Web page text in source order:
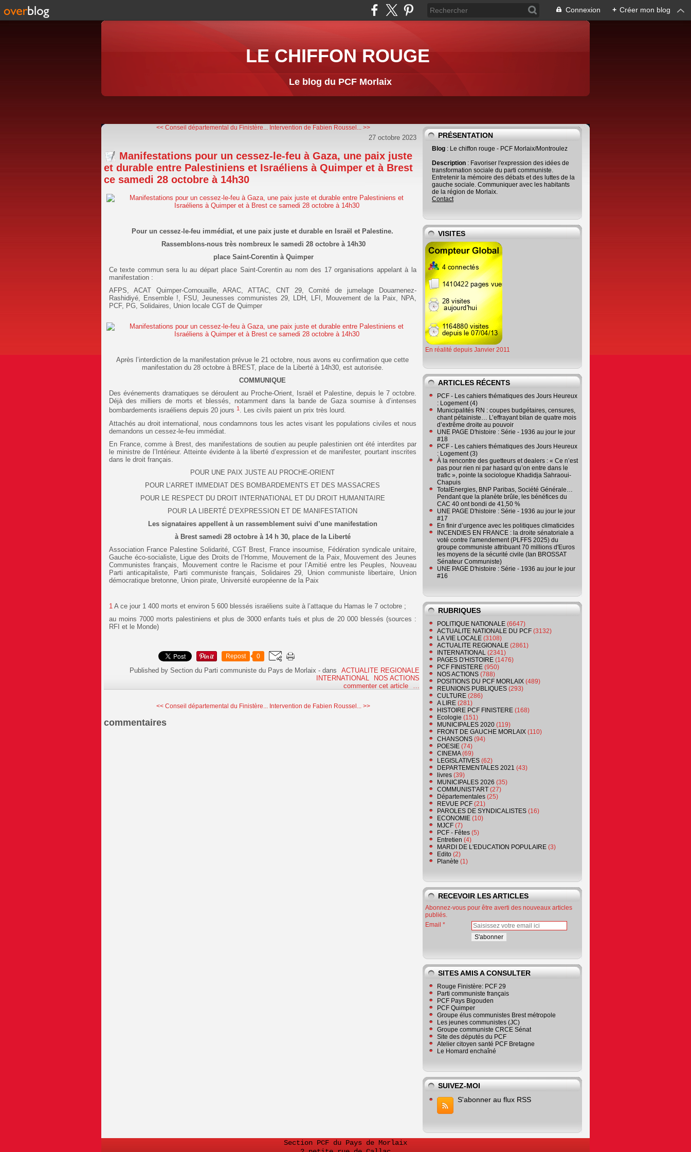
Connexion + Créer mon blog
LE CHIFFON ROUGE
Le blog du PCF Morlaix
<< Conseil départemental du Finistère... Intervention de Fabien Roussel... >>
27 octobre 2023
Manifestations pour un cessez-le-feu à Gaza, une paix juste
et durable entre Palestiniens et Israéliens à Quimper et à Brest
ce samedi 28 octobre à 14h30
Pour un cessez-le-feu immédiat, et une paix juste et durable en Israël et Palestine.
Rassemblons-nous très nombreux le samedi 28 octobre à 14h30
place Saint-Corentin à Quimper
Ce texte commun sera lu au départ place Saint-Corentin au nom des 17 organisations appelant à la
manifestation :
AFPS, ACAT Quimper-Cornouaille, ARAC, ATTAC, CNT 29, Comité de jumelage Douarnenez-
Rashidiyé, Ensemble !, FSU, Jeunesses communistes 29, LDH, LFI, Mouvement de la Paix, NPA,
PCF, PG, Solidaires, Union locale CGT de Quimper
Après l’interdiction de la manifestation prévue le 21 octobre, nous avons eu confirmation que cette
manifestation du 28 octobre à BREST, place de la Liberté à 14h30, est autorisée.
COMMUNIQUE
Des événements dramatiques se déroulent au Proche-Orient, Israël et Palestine, depuis le 7 octobre.
Déjà des milliers de morts et blessés, notamment dans la bande de Gaza soumise à d’intenses
bombardements israéliens depuis 20 jours 1 . Les civils paient un prix très lourd.
Attachés au droit international, nous condamnons tous les actes visant les populations civiles et nous
demandons un cessez-le-feu immédiat.
En France, comme à Brest, des manifestations de soutien au peuple palestinien ont été interdites par
le ministre de l’Intérieur. Atteinte évidente à la liberté d’expression et de manifester, pourtant inscrites
dans le droit français.
POUR UNE PAIX JUSTE AU PROCHE-ORIENT
POUR L’ARRET IMMEDIAT DES BOMBARDEMENTS ET DES MASSACRES
POUR LE RESPECT DU DROIT INTERNATIONAL ET DU DROIT HUMANITAIRE
POUR LA LIBERTÉ D’EXPRESSION ET DE MANIFESTATION
Les signataires appellent à un rassemblement suivi d’une manifestation
à Brest samedi 28 octobre à 14 h 30, place de la Liberté
Association France Palestine Solidarité, CGT Brest, France insoumise, Fédération syndicale unitaire,
Gauche éco-socialiste, Ligue des Droits de l’Homme, Mouvement de la Paix, Mouvement des Jeunes
Communistes français, Mouvement contre le Racisme et pour l’Amitié entre les Peuples, Nouveau
Parti anticapitaliste, Parti communiste français, Solidaires 29, Union communiste libertaire, Union
démocratique bretonne, Union pirate, Université européenne de la Paix
1 A ce jour 1 400 morts et environ 5 600 blessés israéliens suite à l’attaque du Hamas le 7 octobre ;
au moins 7000 morts palestiniens et plus de 3000 enfants tués et plus de 20 000 blessés (sources :
RFI et le Monde)
Repost 0
Published by Section du Parti communiste du Pays de Morlaix -dans
ACTUALITE REGIONALE
INTERNATIONAL
NOS ACTIONS
commenter cet article
<< Conseil départemental du Finistère... Intervention de Fabien Roussel... >>
commentaires
PRÉSENTATION
Blog : Le chiffon rouge - PCF Morlaix/Montroulez
Description : Favoriser l'expression des idées de
transformation sociale du parti communiste.
Entretenir la mémoire des débats et des luttes de la
gauche sociale. Communiquer avec les habitants
de la région de Morlaix.
Contact
VISITES
En réalité depuis Janvier 2011
ARTICLES RÉCENTS
PCF - Les cahiers thématiques des Jours Heureux
: Logement (4)
Municipalités RN : coupes budgétaires, censures,
chant pétainiste… L’effrayant bilan de quatre mois
d’extrême droite au pouvoir
UNE PAGE D'histoire : Série - 1936 au jour le jour
#18
PCF - Les cahiers thématiques des Jours Heureux
: Logement (3)
À la rencontre des guetteurs et dealers : « Ce n’est
pas pour rien ni par hasard qu’on entre dans le
trafic », pointe la sociologue Khadidja Sahraoui-
Chapuis
TotalEnergies, BNP Paribas, Société Générale…
Pendant que la planète brûle, les bénéfices du
CAC 40 ont bondi de 41,50 %
UNE PAGE D'histoire : Série - 1936 au jour le jour
#17
En finir d’urgence avec les politiques climaticides
INCENDIES EN FRANCE : la droite sénatoriale a
voté contre l'amendement (PLFFS 2025) du
groupe communiste attribuant 70 millions d'Euros
les moyens de la sécurité civile (Ian BROSSAT
Sénateur Communiste)
UNE PAGE D'histoire : Série - 1936 au jour le jour
#16
RUBRIQUES
POLITIQUE NATIONALE (6647)
ACTUALITE NATIONALE DU PCF (3132)
LA VIE LOCALE (3108)
ACTUALITE REGIONALE (2861)
INTERNATIONAL (2341)
PAGES D'HISTOIRE (1476)
PCF FINISTERE (950)
NOS ACTIONS (788)
POSITIONS DU PCF MORLAIX (489)
REUNIONS PUBLIQUES (293)
CULTURE (286)
A LIRE (281)
HISTOIRE PCF FINISTERE (168)
Ecologie (151)
MUNICIPALES 2020 (119)
FRONT DE GAUCHE MORLAIX (110)
CHANSONS (94)
POESIE (74)
CINEMA(69)
LEGISLATIVES (62)
DEPARTEMENTALES 2021 (43)
livres (39)
MUNICIPALES 2026 (35)
COMMUNIST'ART (27)
Départementales (25)
REVUE PCF (21)
PAROLES DE SYNDICALISTES (16)
ECONOMIE (10)
MJCF (7)
PCF - Fêtes (5)
Entretien (4)
MARDI DE L'EDUCATION POPULAIRE (3)
Edito (2)
Planète (1)
RECEVOIR LES ARTICLES
Abonnez-vous pour être averti des nouveaux articles
publiés.
Email
SITES AMIS A CONSULTER
Rouge Finistère: PCF 29
Parti communiste français
PCF Pays Bigouden
PCF Quimper
Groupe élus communistes Brest métropole
Les jeunes communistes (JC)
Groupe communiste CRCE Sénat
Site des députés du PCF
Atelier citoyen santé PCF Bretagne
Le Homard enchaîné
SUIVEZ-MOI
S'abonner au flux RSS
Section PCF du Pays de Morlaix